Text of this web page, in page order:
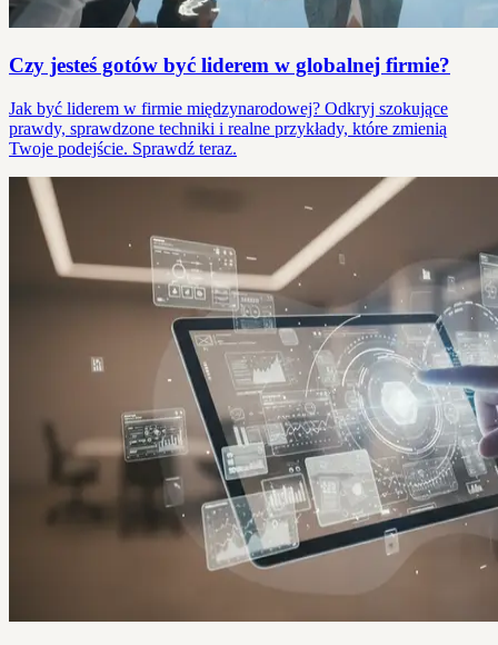
Czy jesteś gotów być liderem w globalnej firmie?
Jak być liderem w firmie międzynarodowej? Odkryj szokujące
prawdy, sprawdzone techniki i realne przykłady, które zmienią
Twoje podejście. Sprawdź teraz.